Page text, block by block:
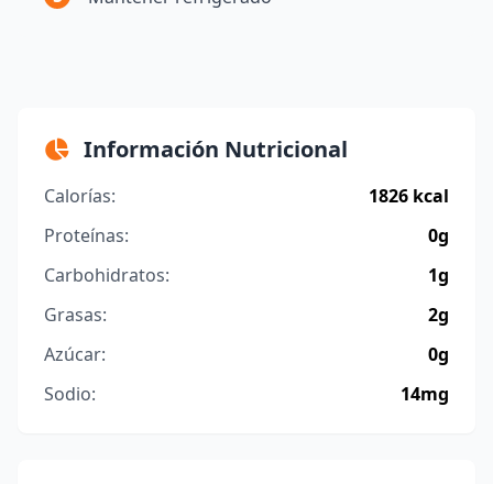
Información Nutricional
Calorías:
1826 kcal
Proteínas:
0g
Carbohidratos:
1g
Grasas:
2g
Azúcar:
0g
Sodio:
14mg